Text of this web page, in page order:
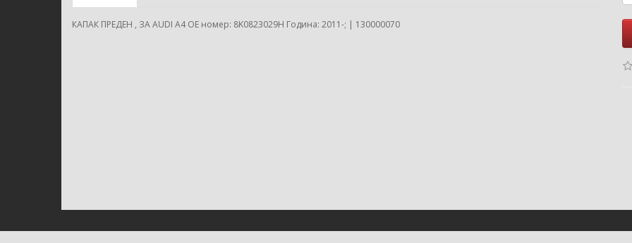
КАПАК ПРЕДЕН , ЗА AUDI A4 ОЕ номер: 8K0823029H Година: 2011-; | 130000070